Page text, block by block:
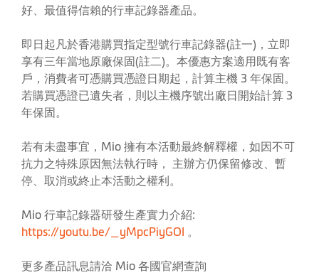
好、最值得信賴的行車記錄器產品。
即日起凡於香港購買指定型號行車記錄器(註一)，立即
享有三年當地原廠保固(註二)。本優惠方案適用既有客
戶，消費者可憑購買憑證日期起，計算主機 3 年保固。
若購買憑證已遺失者，則以主機序號出廠日開始計算 3
年保固。
若有未盡事宜，Mio 擁有本活動最終解釋權，如因不可
抗力之特殊原因無法執行時， 主辦方仍保留修改、暫
停、取消或終止本活動之權利。
Mio 行車記錄器研發生產實力介紹:
https://youtu.be/_yMpcPiyGOI 。
更多產品訊息請洽 Mio 各國官網查詢